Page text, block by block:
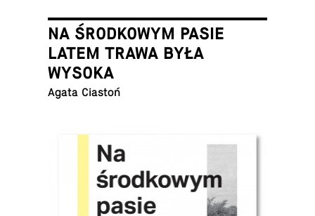
NA ŚRODKOWYM PASIE
LATEM TRAWA BYŁA
WYSOKA
Agata Ciastoń